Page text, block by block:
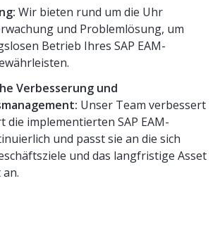
Wir bieten rund um die Uhr
und Problemlösung, um
Betrieb Ihres SAP EAM-
Verbesserung und
Unser Team verbessert
die implementierten SAP EAM-
und passt sie an die sich
und das langfristige Asset